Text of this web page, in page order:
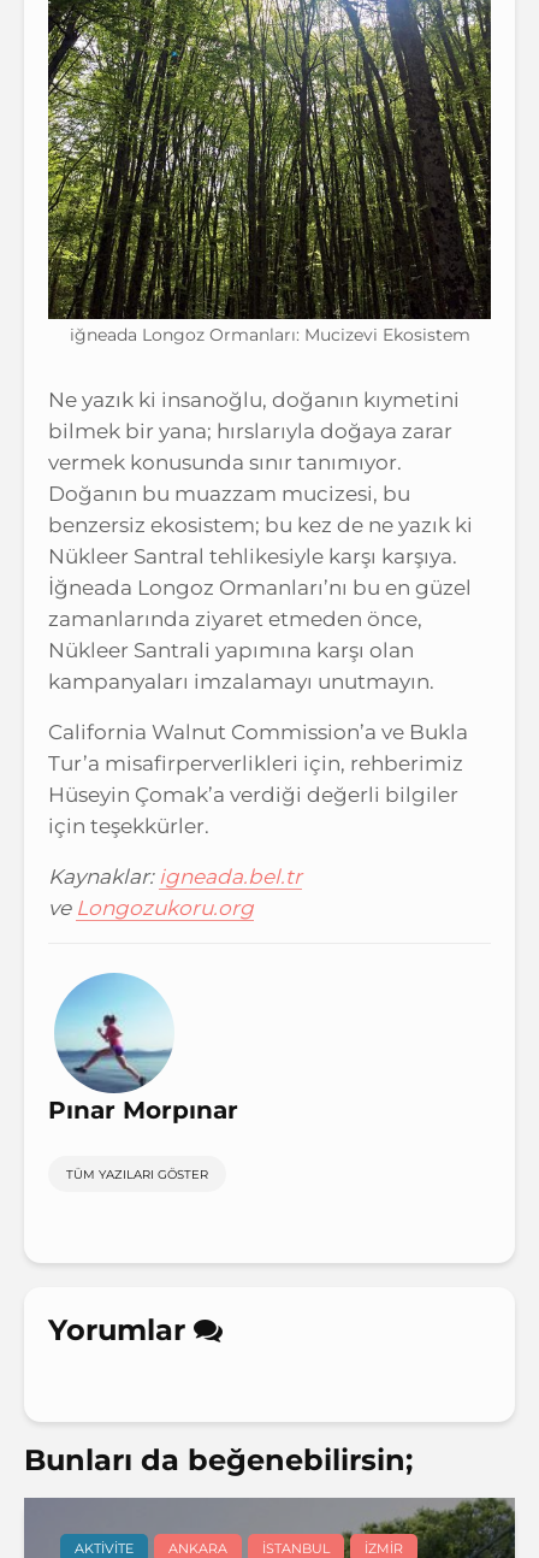
iğneada Longoz Ormanları: Mucizevi Ekosistem
Ne yazık ki insanoğlu, doğanın kıymetini
bilmek bir yana; hırslarıyla doğaya zarar
vermek konusunda sınır tanımıyor.
Doğanın bu muazzam mucizesi, bu
benzersiz ekosistem; bu kez de ne yazık ki
Nükleer Santral tehlikesiyle karşı karşıya.
İğneada Longoz Ormanları’nı bu en güzel
zamanlarında ziyaret etmeden önce,
Nükleer Santrali yapımına karşı olan
kampanyaları imzalamayı unutmayın.
California Walnut Commission’a ve Bukla
Tur’a misafirperverlikleri için, rehberimiz
Hüseyin Çomak’a verdiği değerli bilgiler
için teşekkürler.
Kaynaklar: igneada.bel.tr
ve Longozukoru.org
Pınar Morpınar
TÜM YAZILARI GÖSTER
Yorumlar
Bunları da beğenebilirsin;
AKTIVITE ANKARA İSTANBUL
İZMIR